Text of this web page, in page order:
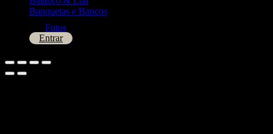
Banquetas e Bancos
Fotos
Entrar